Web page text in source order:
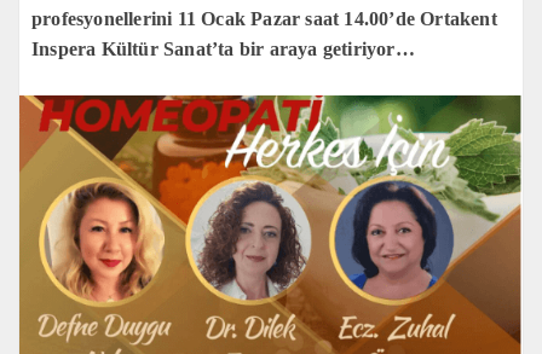
profesyonellerini 11 Ocak Pazar saat 14.00’de Ortakent
Inspera Kültür Sanat’ta bir araya getiriyor…